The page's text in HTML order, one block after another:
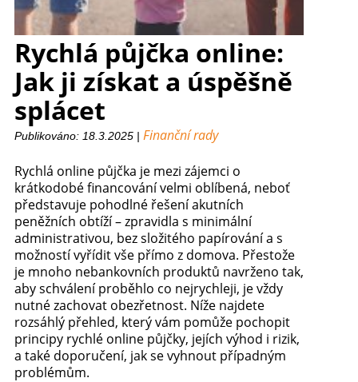
Rychlá půjčka online:
Jak ji získat a úspěšně
splácet
Publikováno: 18.3.2025 | Finanční rady
Rychlá online půjčka je mezi zájemci o
krátkodobé financování velmi oblíbená, neboť
představuje pohodlné řešení akutních
peněžních obtíží – zpravidla s minimální
administrativou, bez složitého papírování a s
možností vyřídit vše přímo z domova. Přestože
je mnoho nebankovních produktů navrženo tak,
aby schválení proběhlo co nejrychleji, je vždy
nutné zachovat obezřetnost. Níže najdete
rozsáhlý přehled, který vám pomůže pochopit
principy rychlé online půjčky, jejích výhod i rizik,
a také doporučení, jak se vyhnout případným
problémům.